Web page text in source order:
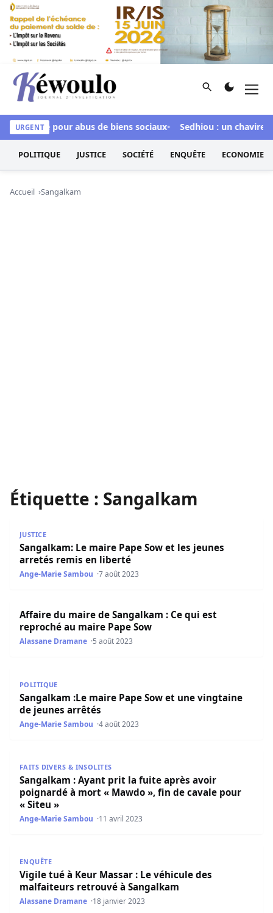
Aller au contenu
Kéwoulo, le premier site d'information et d'investigation
Rechercher
URGENT
inculpée pour abus de biens sociaux Sedhiou : un
POLITIQUE JUSTICE SOCIÉTÉ ENQUÊTE ECONOMIE
Accueil Sangalkam
Étiquette : Sangalkam
JUSTICE
Sangalkam: Le maire Pape Sow et les jeunes
arretés remis en liberté
Ange-Marie Sambou 7 août 2023
Affaire du maire de Sangalkam : Ce qui est
reproché au maire Pape Sow
Alassane Dramane 5 août 2023
POLITIQUE
Sangalkam :Le maire Pape Sow et une vingtaine
de jeunes arrêtés
Ange-Marie Sambou 4 août 2023
FAITS DIVERS & INSOLITES
Sangalkam : Ayant prit la fuite après avoir
poignardé à mort « Mawdo », fin de cavale pour
« Siteu »
Ange-Marie Sambou 11 avril 2023
ENQUÊTE
Vigile tué à Keur Massar : Le véhicule des
malfaiteurs retrouvé à Sangalkam
Alassane Dramane 18 janvier 2023